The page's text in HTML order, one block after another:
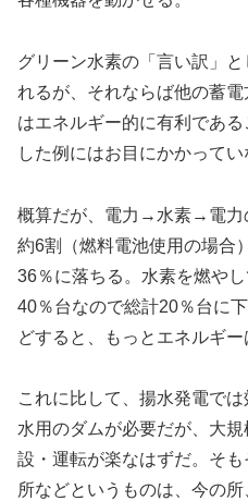
グリーン水素の「言い訳」
れるが、それならば他の蓄
はエネルギー的に有利であ
した例にはお目にかかってい
概算だが、電力→水素→電力
約6割（燃料電池使用の場合
36％に落ちる。水素を燃や
40％台なので総計20％台に
どすると、もっとエネルギー
これに比して、揚水発電で
水用のダムが必要だが、大
設・運転が楽なはずだ。そ
所などというものは、今の